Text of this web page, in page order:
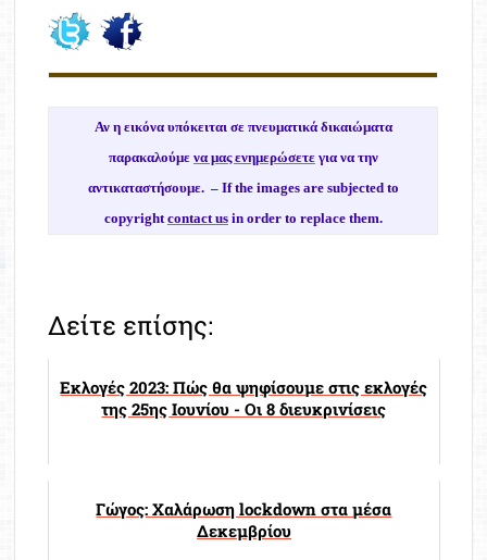
Αν η εικόνα υπόκειται σε πνευματικά δικαιώματα
παρακαλούμε να μας ενημερώσετεγια να την
αντικαταστήσουμε. – If the images are subjected to
copyright contact usin order to replace them.
Δείτε επίσης:
Εκλογές 2023: Πώς θα ψηφίσουμε στις εκλογές
της 25ης Ιουνίου - Οι 8 διευκρινίσεις
Γώγος: Xαλάρωση lockdown στα μέσα
Δεκεμβρίου